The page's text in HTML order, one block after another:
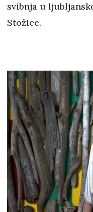
svibnja u
Stožice.